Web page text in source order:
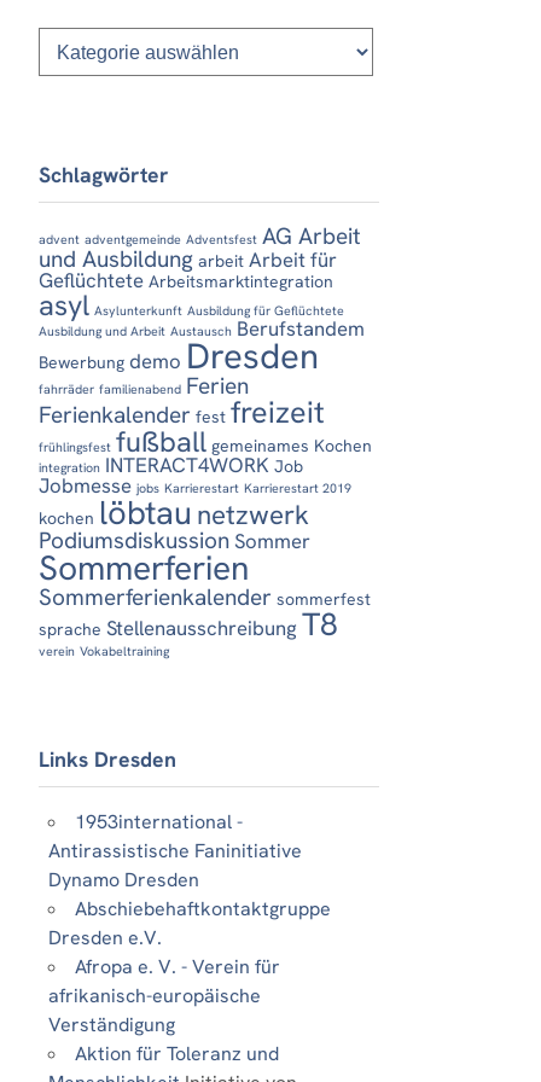
Kategorien
Schlagwörter
advent adventgemeinde Adventsfest AG Arbeit
und Ausbildung arbeit Arbeit für
Geflüchtete Arbeitsmarktintegration
asyl Asylunterkunft Ausbildung für Geflüchtete
Ausbildung und Arbeit Austausch Berufstandem
Bewerbung demo Dresden
fahrräder familienabend Ferien
Ferienkalender fest freizeit
frühlingsfest fußball gemeinames Kochen
integration INTERACT4WORK Job
Jobmesse jobs Karrierestart Karrierestart 2019
kochen löbtau netzwerk
PodiumsdiskussionSommer
Sommerferien
Sommerferienkalender sommerfest
sprache Stellenausschreibung T8
verein Vokabeltraining
Links Dresden
1953international -
Antirassistische Faninitiative
Dynamo Dresden
Abschiebehaftkontaktgruppe
Dresden e.V.
Afropa e. V. - Verein für
afrikanisch-europäische
Verständigung
Aktion für Toleranz und